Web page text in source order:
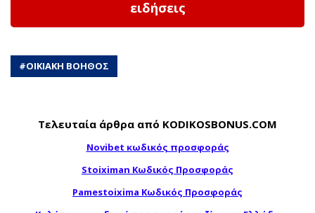
ειδήσεις
#ΟΙΚΙΑΚΗ ΒΟΗΘΟΣ
Τελευταία άρθρα από KODIKOSBONUS.COM
Novibet κωδικός προσφοράς
Stoiximan Κωδικός Προσφοράς
Pamestoixima Κωδικός Προσφοράς